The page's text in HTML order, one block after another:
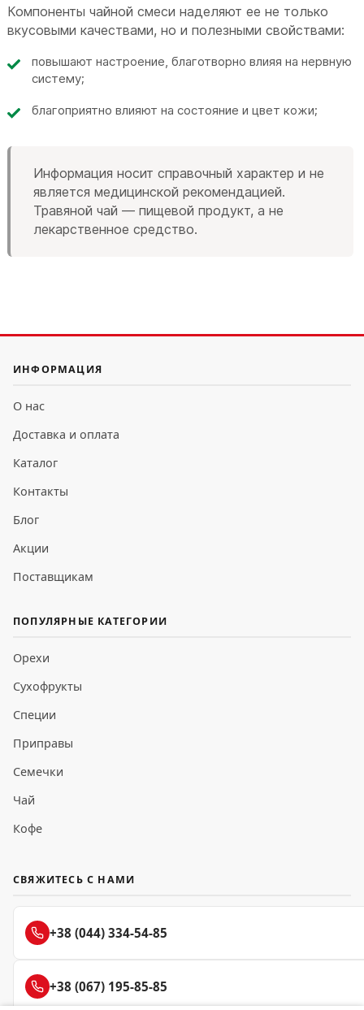
Компоненты чайной смеси наделяют ее не только
вкусовыми качествами, но и полезными свойствами:
повышают настроение, благотворно влияя на нервную
систему;
благоприятно влияют на состояние и цвет кожи;
Информация носит справочный характер и не
является медицинской рекомендацией.
Травяной чай — пищевой продукт, а не
лекарственное средство.
ИНФОРМАЦИЯ
О нас
Доставка и оплата
Каталог
Контакты
Блог
Акции
Поставщикам
ПОПУЛЯРНЫЕ КАТЕГОРИИ
Орехи
Сухофрукты
Специи
Приправы
Семечки
Чай
Кофе
СВЯЖИТЕСЬ С НАМИ
+38 (044) 334-54-85
+38 (067) 195-85-85